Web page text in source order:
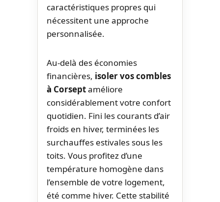
caractéristiques propres qui
nécessitent une approche
personnalisée.
Au-delà des économies
financières, isoler vos combles
à Corseptaméliore
considérablement votre confort
quotidien. Fini les courants d’air
froids en hiver, terminées les
surchauffes estivales sous les
toits. Vous profitez d’une
température homogène dans
l’ensemble de votre logement,
été comme hiver. Cette stabilité